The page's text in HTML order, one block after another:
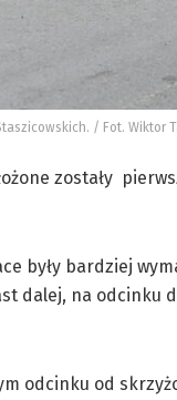
/ Fot. Wiktor
zostały
były bardziej
dalej, na odcinku
odcinku od